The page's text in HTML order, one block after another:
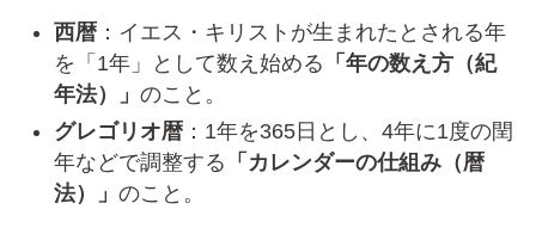
西暦：イエス・キリストが生まれたとされる年
を「1年」として数え始める 「年の数え方（紀
年法）」 のこと。
グレゴリオ暦：1年を365日とし、4年に1度の閏
年などで調整する 「カレンダーの仕組み（暦
法）」 のこと。